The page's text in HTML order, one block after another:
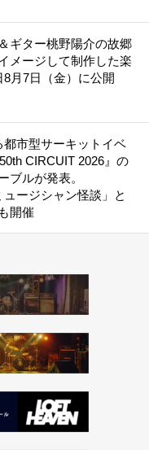
ギター桃野陽介の故郷
メージして制作した楽
月7日（金）に公開
市型サーキットイベ
CIRCUIT 2026』の
ブルが発表。
ュージシャン怪談」と
開催